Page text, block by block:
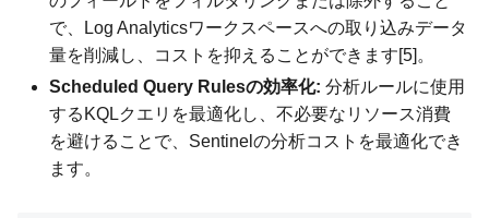
で、Log Analyticsワークスペースへの取り込みデータ
量を削減し、コストを抑えることができます[5]。
Scheduled Query Rulesの効率化: 分析ルールに使用
するKQLクエリを最適化し、不必要なリソース消費
を避けることで、Sentinelの分析コストを最適化でき
ます。